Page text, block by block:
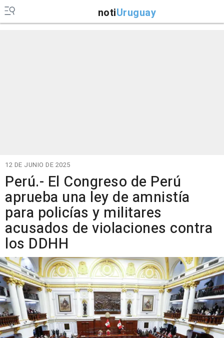
notiUruguay
12 DE JUNIO DE 2025
Perú.- El Congreso de Perú
aprueba una ley de amnistía
para policías y militares
acusados de violaciones contra
los DDHH